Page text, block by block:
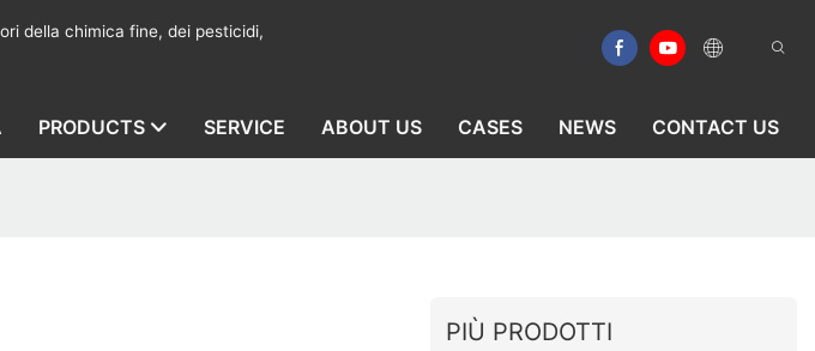
della chimica fine, dei pesticidi,
PRODUCTS SERVICE ABOUT US CASES NEWS CONTACT US
PIÙ PRODOTTI